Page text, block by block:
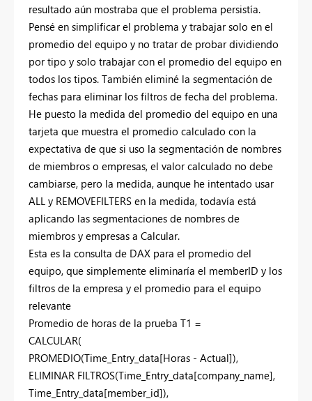
resultado aún mostraba que el problema persistía.
Pensé en simplificar el problema y trabajar solo en el
promedio del equipo y no tratar de probar dividiendo
por tipo y solo trabajar con el promedio del equipo en
todos los tipos. También eliminé la segmentación de
fechas para eliminar los filtros de fecha del problema.
He puesto la medida del promedio del equipo en una
tarjeta que muestra el promedio calculado con la
expectativa de que si uso la segmentación de nombres
de miembros o empresas, el valor calculado no debe
cambiarse, pero la medida, aunque he intentado usar
ALL y REMOVEFILTERS en la medida, todavía está
aplicando las segmentaciones de nombres de
miembros y empresas a Calcular.
Esta es la consulta de DAX para el promedio del
equipo, que simplemente eliminaría el memberID y los
filtros de la empresa y el promedio para el equipo
relevante
Promedio de horas de la prueba T1 =
CALCULAR(
PROMEDIO(Time_Entry_data[Horas - Actual]),
ELIMINAR FILTROS(Time_Entry_data[company_name],
Time_Entry_data[member_id]),